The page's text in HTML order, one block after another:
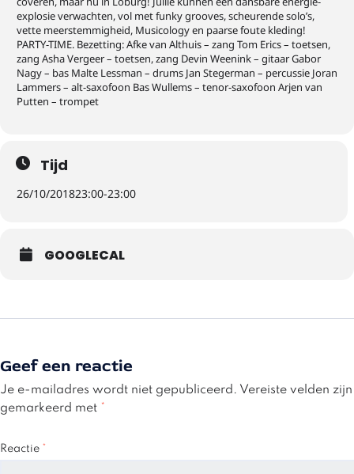
explosie verwachten, vol met funky grooves, scheurende solo’s,
vette meerstemmigheid, Musicology en paarse foute kleding!
PARTY-TIME. Bezetting: Afke van Althuis – zang Tom Erics – toetsen,
zang Asha Vergeer – toetsen, zang Devin Weenink – gitaar Gabor
Nagy – bas Malte Lessman – drums Jan Stegerman – percussie Joran
Lammers – alt-saxofoon Bas Wullems – tenor-saxofoon Arjen van
Putten – trompet
Tijd
26/10/201823:00-23:00
GOOGLECAL
Geef een reactie
Je e-mailadres wordt niet gepubliceerd. Vereiste velden zijn
gemarkeerd met *
Reactie *